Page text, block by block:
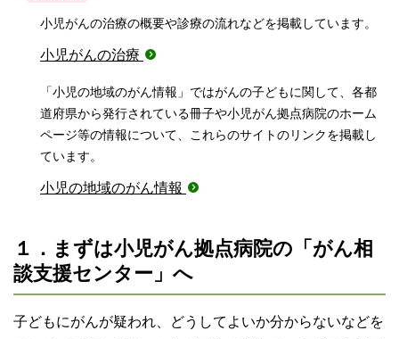
小児がんの治療の概要や診療の流れなどを掲載しています。
小児がんの治療
「小児の地域のがん情報」ではがんの子どもに関して、各都
道府県から発行されている冊子や小児がん拠点病院のホーム
ページ等の情報について、これらのサイトのリンクを掲載し
ています。
小児の地域のがん情報
１．まずは小児がん拠点病院の「がん相
談支援センター」へ
子どもにがんが疑われ、どうしてよいか分からないなどを